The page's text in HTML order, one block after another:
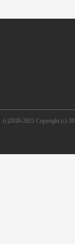
(c)2020-2021 Copyright (c)